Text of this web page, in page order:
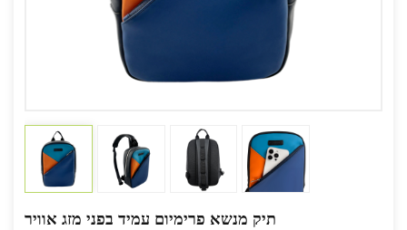
תיק מנשא פרימיום עמיד בפני מזג אוויר